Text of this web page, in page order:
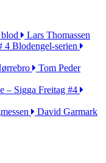
Lars Thomassen
4 Blodengel-serien
Tom Peder
– Sigga Freitag #4
David Garmark